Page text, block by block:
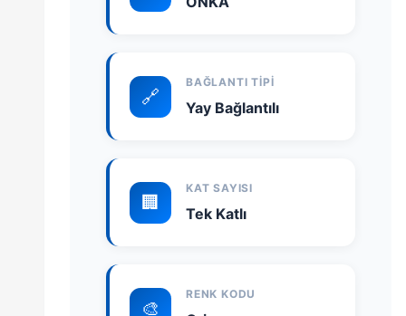
🔗
BAĞLANTI TIPI
Yay Bağlantılı
🏢
KAT SAYISI
Tek Katlı
🎨
RENK KODU